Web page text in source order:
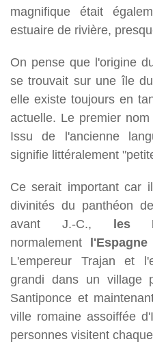
magnifique était
estuaire de rivière,
On pense que l'origine
se trouvait sur une île
elle existe toujours en
actuelle. Le premier
Issu de l'ancienne
signifie littéralement
Ce serait important car
divinités du panthéon
avant J.-C., les
normalement l'Espagne
L'empereur Trajan et
grandi dans un village
Santiponce et
ville romaine assoiffée
personnes visitent